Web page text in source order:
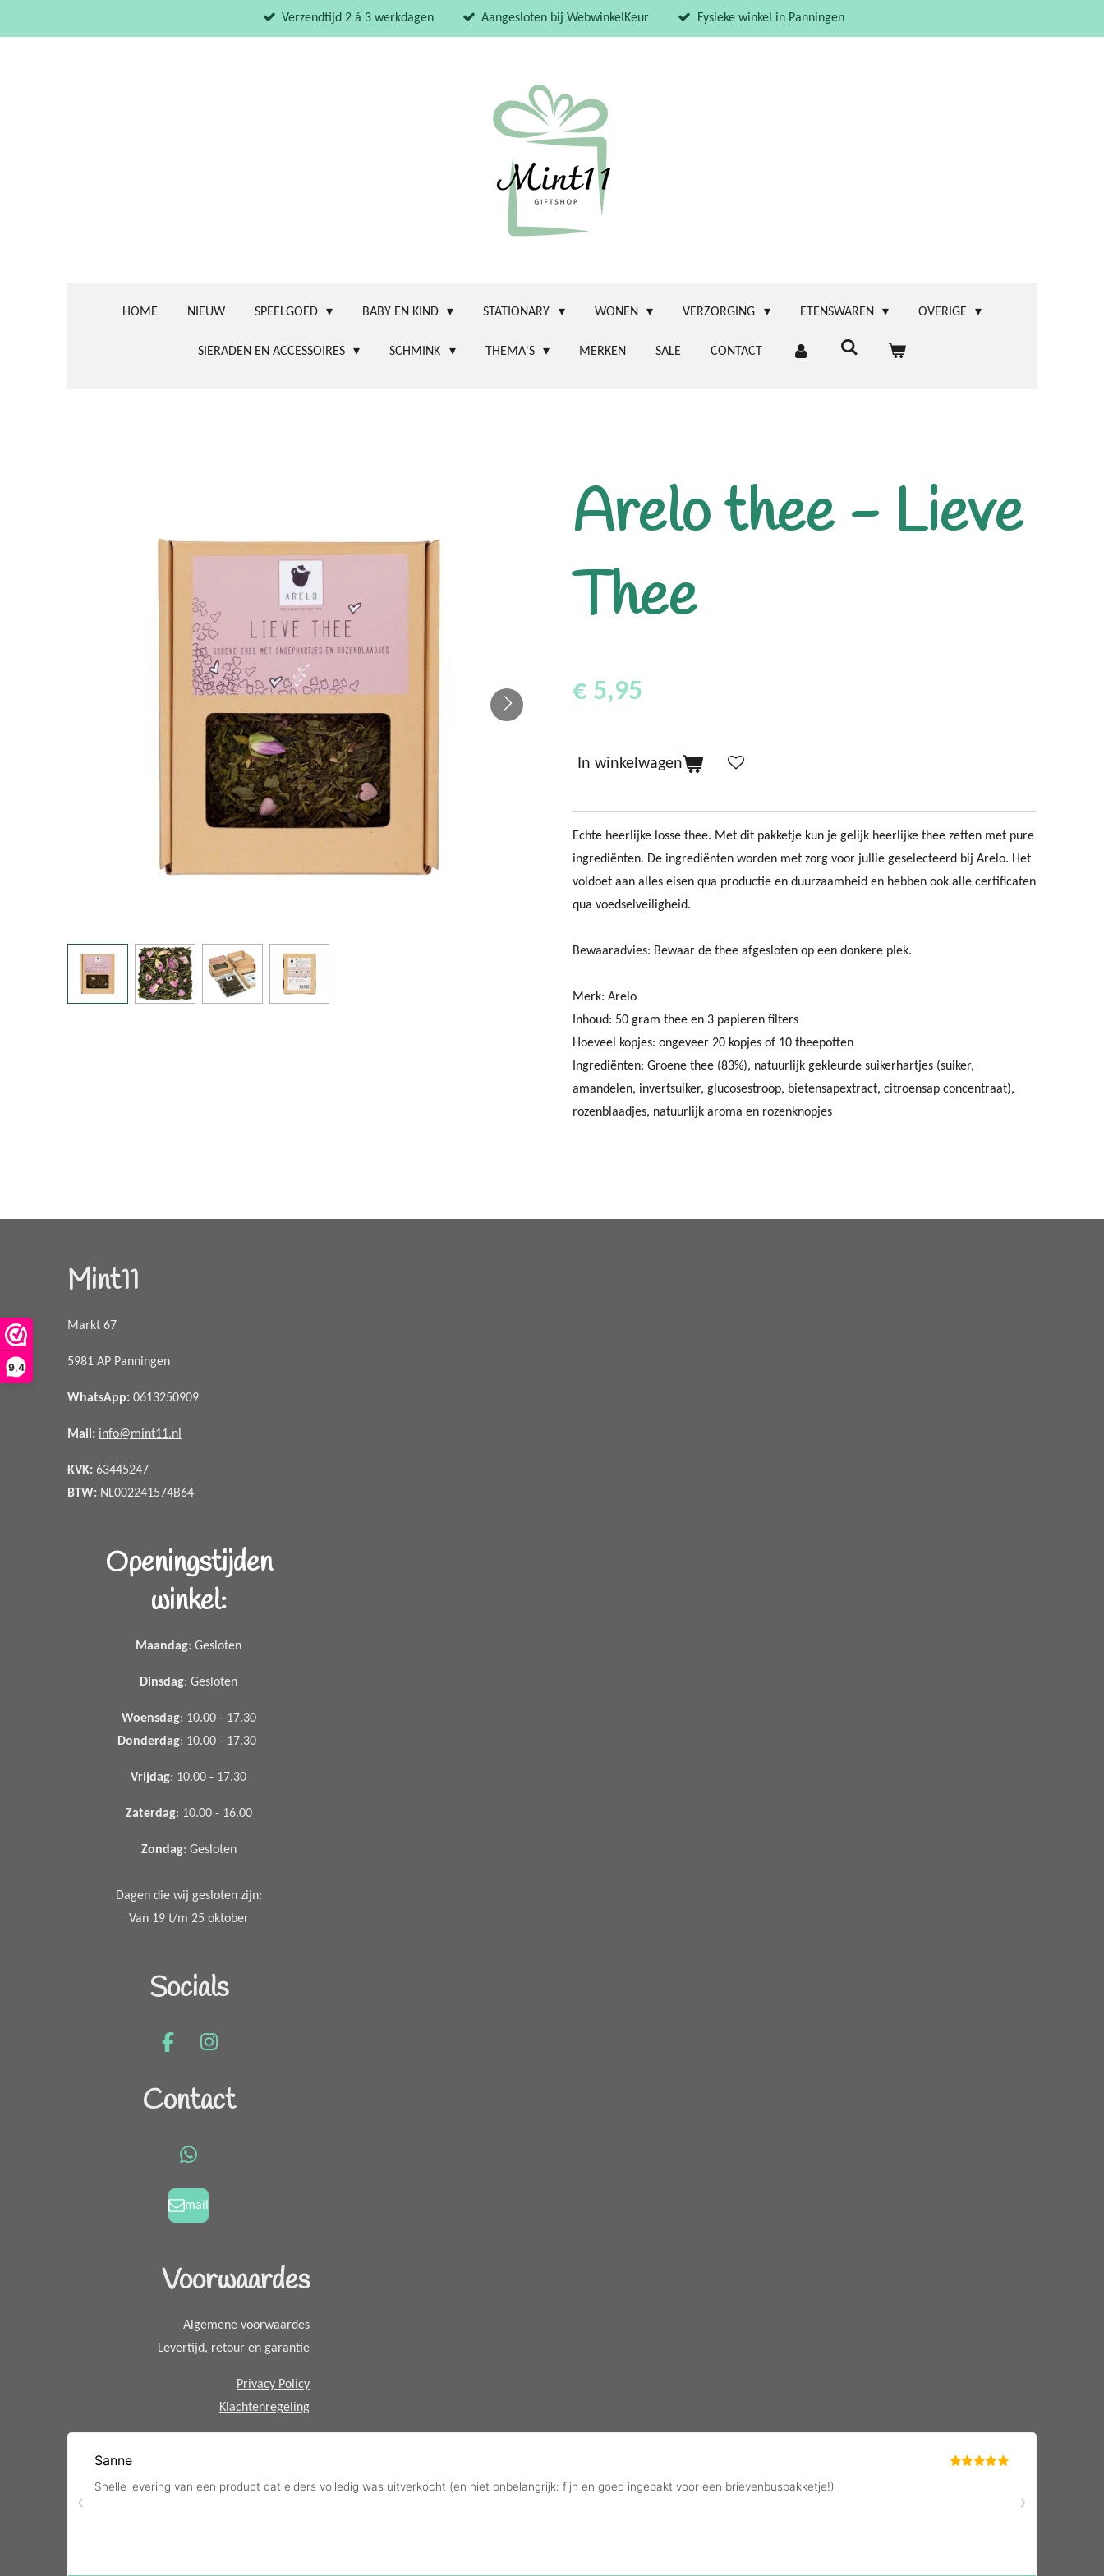
9,4
direct
Verzendtijd 2 á 3 werkdagen Aangesloten bij WebwinkelKeur Fysieke winkel in Panningen
HOME NIEUW SPEELGOED BABY EN KIND STATIONARY WONEN VERZORGING ETENSWAREN OVERIGE
SIERADEN EN ACCESSOIRES SCHMINK THEMA'S MERKEN SALE CONTACT
Arelo thee - Lieve
Thee
€ 5,95
In winkelwagen
Echte heerlijke losse thee. Met dit pakketje kun je gelijk heerlijke thee zetten met pure
ingrediënten. De ingrediënten worden met zorg voor jullie geselecteerd bij Arelo. Het
voldoet aan alles eisen qua productie en duurzaamheid en hebben ook alle certificaten
qua voedselveiligheid.
Bewaaradvies: Bewaar de thee afgesloten op een donkere plek.
Merk: Arelo
Inhoud: 50 gram thee en 3 papieren filters
Hoeveel kopjes: ongeveer 20 kopjes of 10 theepotten
Ingrediënten: Groene thee (83%), natuurlijk gekleurde suikerhartjes (suiker,
amandelen, invertsuiker, glucosestroop, bietensapextract, citroensap concentraat),
rozenblaadjes, natuurlijk aroma en rozenknopjes
Mint11
Markt 67
5981 AP Panningen
WhatsApp: 0613250909
Mail: info@mint11.nl
KVK: 63445247
BTW: NL002241574B64
Openingstijden
winkel:
Maandag: Gesloten
Dinsdag: Gesloten
Woensdag: 10.00 - 17.30
Donderdag: 10.00 - 17.30
Vrijdag: 10.00 - 17.30
Zaterdag: 10.00 - 16.00
Zondag: Gesloten
Dagen die wij gesloten zijn:
Van 19 t/m 25 oktober
Socials
F
c
e
k
I
s
t
a
Contact
W
a
t
p
mail
Voorwaardes
Algemene voorwaardes
Levertijd, retour en garantie
Privacy Policy
Klachtenregeling